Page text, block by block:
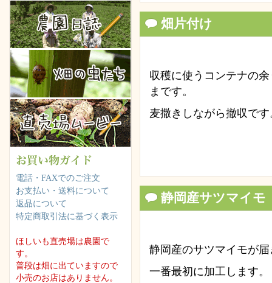
畑片付け
収穫に使うコンテナの
まです。
麦撒きしながら撤収です
静岡産サツマイモ
静岡産のサツマイモが
一番最初に加工します。
電話・FAXでのご注文
お支払い・送料について
返品について
特定商取引法に基づく表示
ほしいも直売場は農園で
す。
普段は畑に出ていますので
小売のお店はありません。